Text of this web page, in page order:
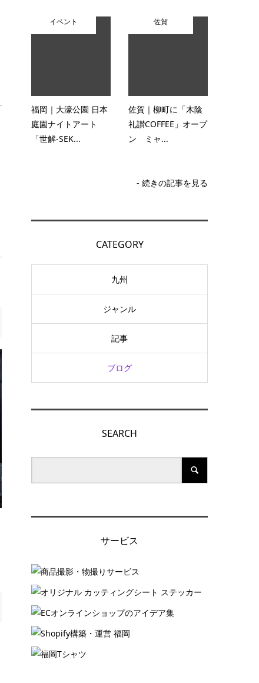
イベント
福岡｜大濠公園 日本
庭園ナイトアート
「世解-SEK...
佐賀
佐賀｜柳町に「木陰
礼讃COFFEE」オープ
ン ミャ...
- 続きの記事を見る
CATEGORY
九州
ジャンル
記事
ブログ
SEARCH
サービス